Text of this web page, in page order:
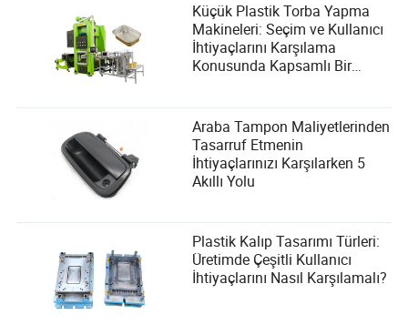
Küçük Plastik Torba Yapma
Makineleri: Seçim ve Kullanıcı
İhtiyaçlarını Karşılama
Konusunda Kapsamlı Bir
Araba Tampon Maliyetlerinden
Tasarruf Etmenin
İhtiyaçlarınızı Karşılarken 5
Akıllı Yolu
Plastik Kalıp Tasarımı Türleri:
Üretimde Çeşitli Kullanıcı
İhtiyaçlarını Nasıl Karşılamalı?